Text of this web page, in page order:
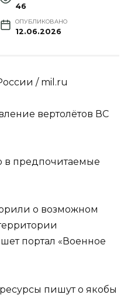
46
ОПУБЛИКОВАНО
12.06.2026
/ mil.ru
вертолётов ВС
в предпочитаемые
о возможном
портал «Военное
пишут о якобы